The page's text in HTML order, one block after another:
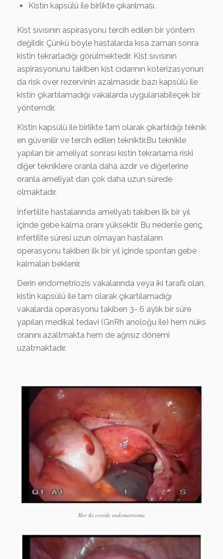
Kistin kapsülü ile birlikte çıkarılması.
Kist sıvısının aspirasyonu tercih edilen bir yöntem
değildir. Çünkü böyle hastalarda kısa zaman sonra
kistin tekrarladığı görülmektedir. Kist sıvısının
aspirasyonunu takiben kist cıdarının koterizasyonun
da risk over rezervinin azalmasıdır, bazı kapsülü ile
kistin çıkartılamadığı vakalarda uygulanabileçek bir
yöntemdir.
Kistin kapsülü ile birlikte tam olarak çıkartıldığı teknik
en güvenilir ve tercih edilen tekniktir.Bu teknikle
yapılan bir ameliyat sonrası kistin tekrarlama riski
diğer tekniklere oranla daha azdır ve diğerlerine
oranla ameliyat dan çok daha uzun sürede
olmaktadır.
İnfertilite hastalarında ameliyatı takiben ilk bir yıl
içinde gebe kalma oranı yüksektir. Bu nedenle genç,
infertilite süresi uzun olmayan hastaların
operasyonu takiben ilk bir yıl içinde spontan gebe
kalmaları beklenir.
Derin endometriozis vakalarında veya iki taraflı olan,
kistin kapsülü ile tam olarak çıkartılamadığı
vakalarda operasyonu takiben 3- 6 aylık bir süre
yapılan medikal tedavi (GnRh anoloğu ile) hem nüks
oranını azaltmakta hem de ağrısız dönemi
uzatmaktadır.
Her iki overde endometrioma